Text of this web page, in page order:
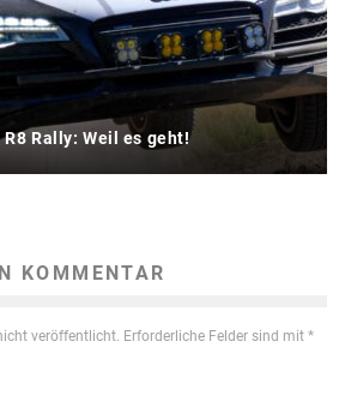
R8 Rally: Weil es geht!
KOMMENTAR
veröffentlicht. Erforderliche Felder sind mit *